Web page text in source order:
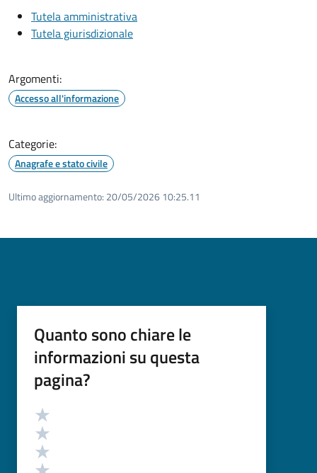
Tutela amministrativa
Tutela giurisdizionale
Argomenti:
Accesso all'informazione
Categorie:
Anagrafe e stato civile
Ultimo aggiornamento: 20/05/2026 10:25.11
Quanto sono chiare le
informazioni su questa
pagina?
Valutazione